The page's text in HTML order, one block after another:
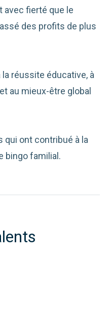
avec fierté que le
des profits de plus
réussite éducative, à
au mieux-être global
qui ont contribué à la
bingo familial.